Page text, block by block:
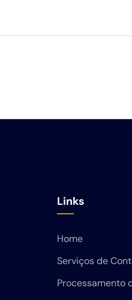
Links
Home
Serviços de
Processamento